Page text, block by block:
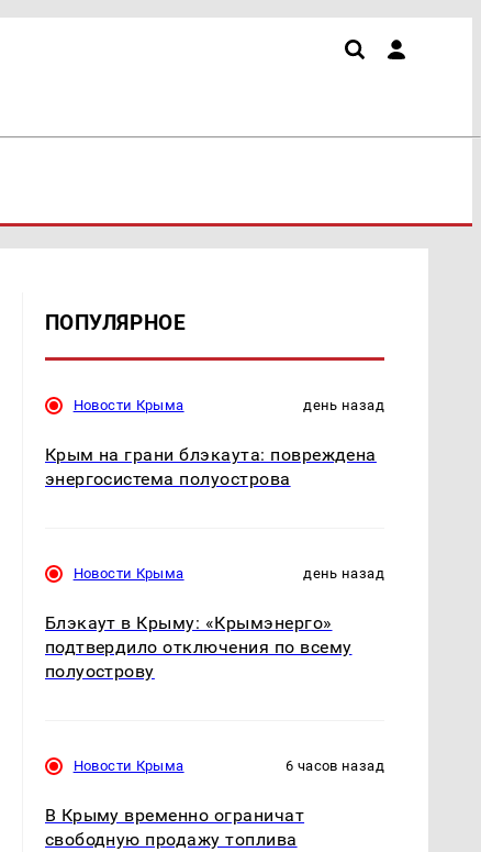
ПОПУЛЯРНОЕ
Новости Крыма день назад
Крым на грани блэкаута: повреждена
энергосистема полуострова
Новости Крыма день назад
Блэкаут в Крыму: «Крымэнерго»
подтвердило отключения по всему
полуострову
Новости Крыма 6 часов назад
В Крыму временно ограничат
свободную продажу топлива